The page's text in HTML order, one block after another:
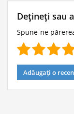
Dețineți sau
Spune-ne
Adăugați o